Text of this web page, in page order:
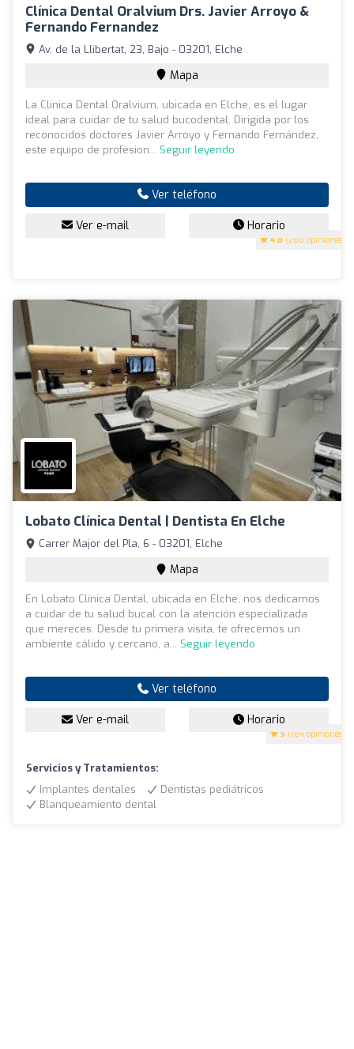
Clínica Dental Oralvium Drs. Javier Arroyo &
Fernando Fernandez
4.8 (268 opiniones)
Av. de la Llibertat, 23, Bajo - 03201, Elche
Mapa
La Clínica Dental Oralvium, ubicada en Elche, es el lugar
ideal para cuidar de tu salud bucodental. Dirigida por los
reconocidos doctores Javier Arroyo y Fernando Fernández,
este equipo de profesion... Seguir leyendo
Ver teléfono
Ver e-mail Horario
Lobato Clínica Dental | Dentista En Elche
5 (184 opiniones)
Carrer Major del Pla, 6 - 03201, Elche
Mapa
En Lobato Clínica Dental, ubicada en Elche, nos dedicamos
a cuidar de tu salud bucal con la atención especializada
que mereces. Desde tu primera visita, te ofrecemos un
ambiente cálido y cercano, a... Seguir leyendo
Ver teléfono
Ver e-mail Horario
Servicios y Tratamientos:
Implantes dentales
Dentistas pediátricos
Blanqueamiento dental